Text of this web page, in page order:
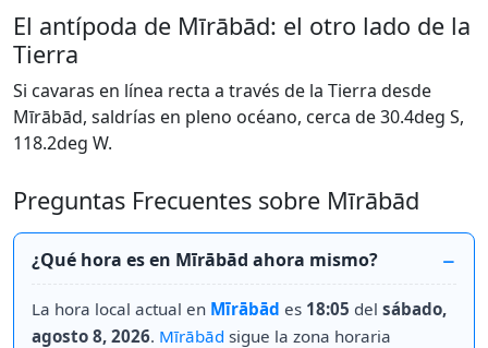
El antípoda de Mīrābād: el otro lado de la
Tierra
Si cavaras en línea recta a través de la Tierra desde
Mīrābād, saldrías en pleno océano, cerca de 30.4deg S,
118.2deg W.
Preguntas Frecuentes sobre Mīrābād
¿Qué hora es en Mīrābād ahora mismo?
La hora local actual en Mīrābād es 18:05 del sábado,
agosto 8, 2026. Mīrābād sigue la zona horaria